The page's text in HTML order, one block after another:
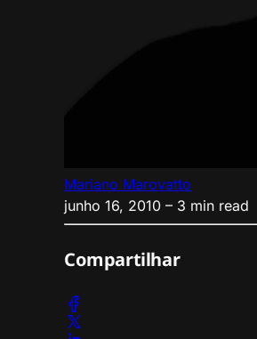
Mariano Marovatto
junho 16, 2010 – 3 min read
Compartilhar